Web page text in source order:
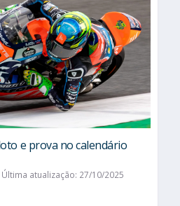
e prova no calendário
Última atualização: 27/10/2025